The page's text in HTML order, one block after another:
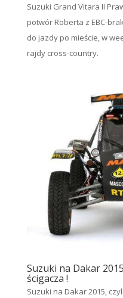
Suzuki Grand Vitara II
potwór Roberta z EBC-
do jazdy po mieście, w
rajdy cross-country.
Suzuki na Dakar
ścigacza !
Suzuki na Dakar 2015,